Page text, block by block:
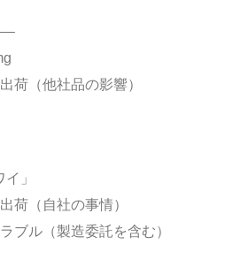
荷（他社品の影響）
」
荷（自社の事情）
ブル（製造委託を含む）